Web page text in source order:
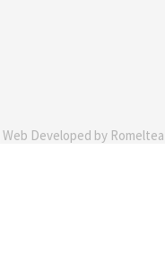
Developed by Romeltea